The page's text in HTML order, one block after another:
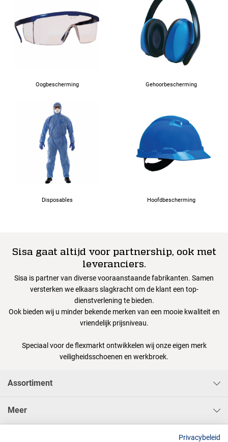
Oogbescherming Gehoorbescherming
Disposables Hoofdbescherming
Sisa gaat altijd voor partnership, ook met
leveranciers.
Sisa is partner van diverse vooraanstaande fabrikanten. Samen
versterken we elkaars slagkracht om de klant een top-
dienstverlening te bieden.
Ook bieden wij u minder bekende merken van een mooie kwaliteit en
vriendelijk prijsniveau.
Speciaal voor de flexmarkt ontwikkelen wij onze eigen merk
veiligheidsschoenen en werkbroek.
Assortiment
Meer
Privacybeleid